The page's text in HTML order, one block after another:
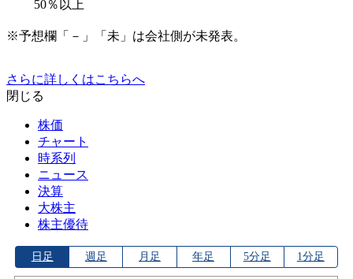
50％以上
※予想欄「－」「未」は会社側が未発表。
さらに詳しくはこちらへ
閉じる
株価
チャート
時系列
ニュース
決算
大株主
株主優待
日足 週足 月足 年足 5分足 1分足